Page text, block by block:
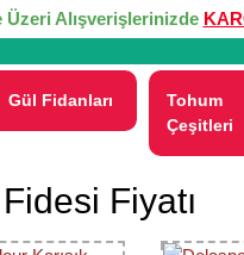
Üzeri Alışverişlerinizde
Gül Fidanları
Tohum
Çeşitleri
Fiyatı